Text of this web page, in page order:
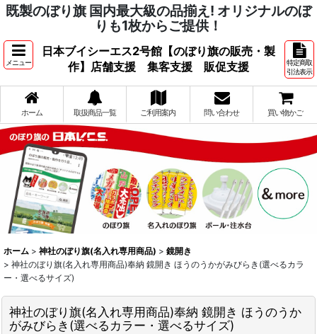
既製のぼり旗 国内最大級の品揃え! オリジナルのぼ
りも1枚からご提供！
メニュー
日本ブイシーエス2号館【のぼり旗の販売・製
作】店舗支援 集客支援 販促支援
特定商取
引法表示
ホーム 取扱商品一覧 ご利用案内 問い合わせ 買い物かご
ホーム > 神社のぼり旗(名入れ専用商品) > 鏡開き
> 神社のぼり旗(名入れ専用商品)奉納 鏡開き ほうのうかがみびらき(選べるカラ
ー・選べるサイズ)
神社のぼり旗(名入れ専用商品)奉納 鏡開き ほうのうか
がみびらき(選べるカラー・選べるサイズ)